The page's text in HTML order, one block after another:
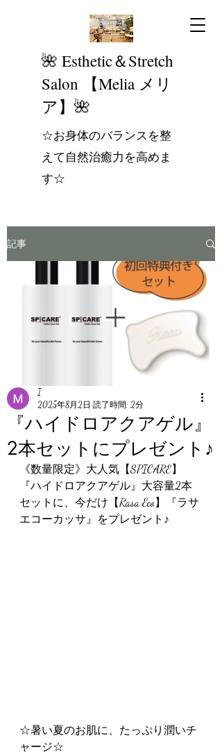
​🌺 Esthetic＆Stretch
Salon 【Melia メリ
ア】🌺
☆お身体のバランスを整
えて自然治癒力を高めま
す☆
記事
『ハイドロアクアゲル』
2本セットにプレゼント♪
I
2025年8月2日 読了時間: 2分
《数量限定》大人気【SPICARE】
『ハイドロアクアゲル』大容量2本
セットに、今だけ【Rasa Eco】『ラサ
エコーカッサ』をプレゼント♪
☆暑い夏のお肌に、たっぷり潤いチ
ャージ☆